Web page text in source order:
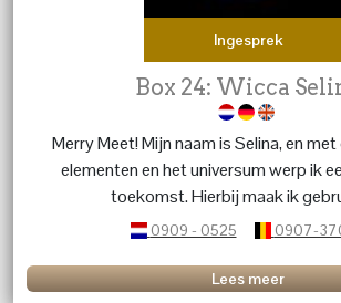
Ingesprek
Box 24: Wicca
Merry Meet! Mijn naam is Selina, en
elementen en het universum werp ik
toekomst. Hierbij maak ik
Tarotkaartleggingen, Reiki en
vragen zijn beantwoord.
0909 - 0525 0907-
Lees meer